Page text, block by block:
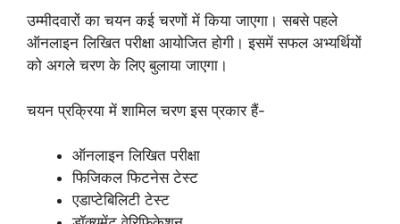
उम्मीदवारों का चयन कई चरणों में किया जाएगा। सबसे पहले
ऑनलाइन लिखित परीक्षा आयोजित होगी। इसमें सफल अभ्यर्थियों
को अगले चरण के लिए बुलाया जाएगा।
चयन प्रक्रिया में शामिल चरण इस प्रकार हैं-
ऑनलाइन लिखित परीक्षा
फिजिकल फिटनेस टेस्ट
एडाप्टेबिलिटी टेस्ट